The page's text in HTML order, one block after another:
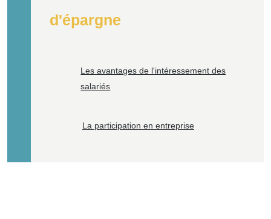
d'épargne
Les avantages de l'intéressement des
salariés
La participation en entreprise